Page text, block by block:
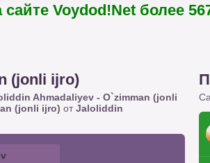
Voydod!Net более
(jonli ijro)
Ahmadaliyev - O`zimman (jonli
(jonli ijro) отJaloliddin